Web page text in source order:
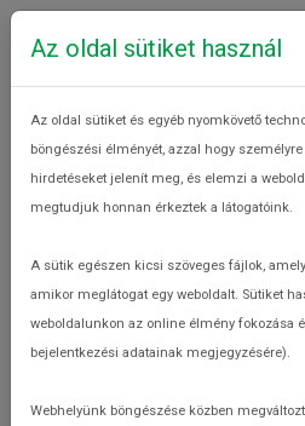
Az
Élelmiszerpazarlásról
Az oldal sütiket használ
Az oldal sütiket és egyéb nyomkövető
böngészési élményét, azzal hogy
hirdetéseket jelenít meg, és elemzi a
megtudjuk honnan érkeztek a látogatóink.
A sütik egészen kicsi szöveges fájlok,
amikor meglátogat egy weboldalt. Sütiket
weboldalunkon az online élmény fokozása
bejelentkezési adatainak megjegyzésére).
Webhelyünk böngészése közben